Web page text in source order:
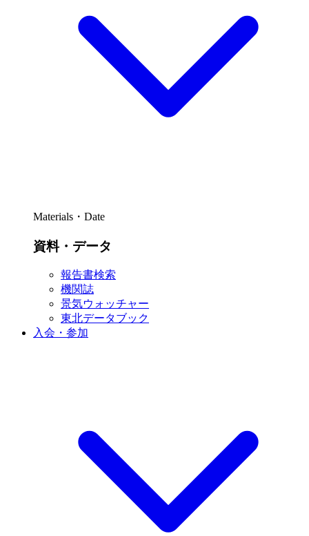
Materials・Date
資料・データ
報告書検索
機関誌
景気ウォッチャー
東北データブック
入会・参加